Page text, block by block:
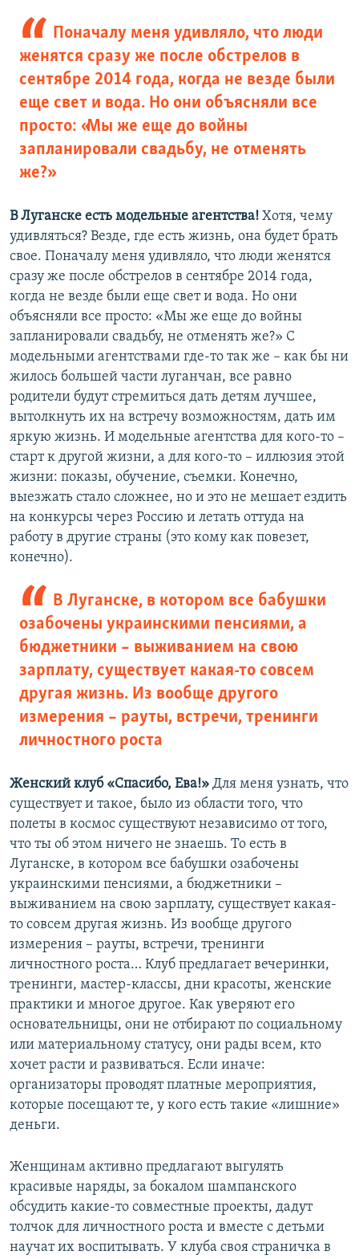
Поначалу меня удивляло, что люди
женятся сразу же после обстрелов в
сентябре 2014 года, когда не везде были
еще свет и вода. Но они объясняли все
просто: «Мы же еще до войны
запланировали свадьбу, не отменять
же?»
В Луганске есть модельные агентства! Хотя, чему
удивляться? Везде, где есть жизнь, она будет брать
свое. Поначалу меня удивляло, что люди женятся
сразу же после обстрелов в сентябре 2014 года,
когда не везде были еще свет и вода. Но они
объясняли все просто: «Мы же еще до войны
запланировали свадьбу, не отменять же?» С
модельными агентствами где-то так же – как бы ни
жилось большей части луганчан, все равно
родители будут стремиться дать детям лучшее,
вытолкнуть их на встречу возможностям, дать им
яркую жизнь. И модельные агентства для кого-то –
старт к другой жизни, а для кого-то – иллюзия этой
жизни: показы, обучение, съемки. Конечно,
выезжать стало сложнее, но и это не мешает ездить
на конкурсы через Россию и летать оттуда на
работу в другие страны (это кому как повезет,
конечно).
В Луганске, в котором все бабушки
озабочены украинскими пенсиями, а
бюджетники – выживанием на свою
зарплату, существует какая-то совсем
другая жизнь. Из вообще другого
измерения – рауты, встречи, тренинги
личностного роста
Женский клуб «Спасибо, Ева!» Для меня узнать, что
существует и такое, было из области того, что
полеты в космос существуют независимо от того,
что ты об этом ничего не знаешь. То есть в
Луганске, в котором все бабушки озабочены
украинскими пенсиями, а бюджетники –
выживанием на свою зарплату, существует какая-
то совсем другая жизнь. Из вообще другого
измерения – рауты, встречи, тренинги
личностного роста… Клуб предлагает вечеринки,
тренинги, мастер-классы, дни красоты, женские
практики и многое другое. Как уверяют его
основательницы, они не отбирают по социальному
или материальному статусу, они рады всем, кто
хочет расти и развиваться. Если иначе:
организаторы проводят платные мероприятия,
которые посещают те, у кого есть такие «лишние»
деньги.
Женщинам активно предлагают выгулять
красивые наряды, за бокалом шампанского
обсудить какие-то совместные проекты, дадут
толчок для личностного роста и вместе с детьми
научат их воспитывать. У клуба своя страничка в